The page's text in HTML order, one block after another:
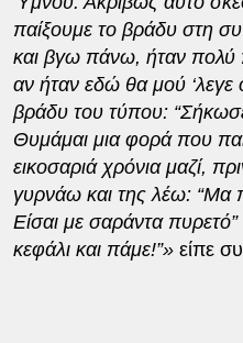
παίξουμε το βράδυ στη
και βγω πάνω, ήταν πολύ
αν ήταν εδώ θα μού ‘λεγε
βράδυ του τύπου:
Θυμάμαι μια φορά που
εικοσαριά χρόνια μαζί,
γυρνάω και της λέω: “Μα
Είσαι με σαράντα
κεφάλι και πάμε!”» είπε